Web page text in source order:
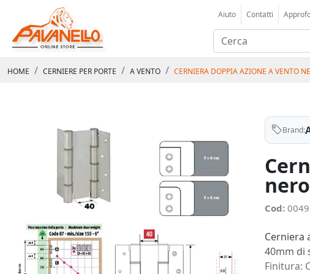
Aiuto Contatti
HOME CERNIERE PER PORTE A VENTO CERNIERA DOPPIA AZIONE A VENTO
Brand:
Cod:
Cerniera
40mm di
Finitura: